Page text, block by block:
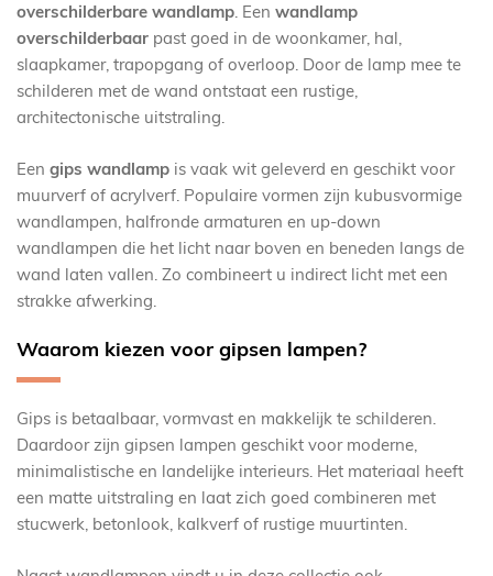
overschilderbare wandlamp. Een wandlamp
overschilderbaar past goed in de woonkamer, hal,
slaapkamer, trapopgang of overloop. Door de lamp mee te
schilderen met de wand ontstaat een rustige,
architectonische uitstraling.
Een gips wandlamp is vaak wit geleverd en geschikt voor
muurverf of acrylverf. Populaire vormen zijn kubusvormige
wandlampen, halfronde armaturen en up-down
wandlampen die het licht naar boven en beneden langs de
wand laten vallen. Zo combineert u indirect licht met een
strakke afwerking.
Waarom kiezen voor gipsen lampen?
Gips is betaalbaar, vormvast en makkelijk te schilderen.
Daardoor zijn gipsen lampen geschikt voor moderne,
minimalistische en landelijke interieurs. Het materiaal heeft
een matte uitstraling en laat zich goed combineren met
stucwerk, betonlook, kalkverf of rustige muurtinten.